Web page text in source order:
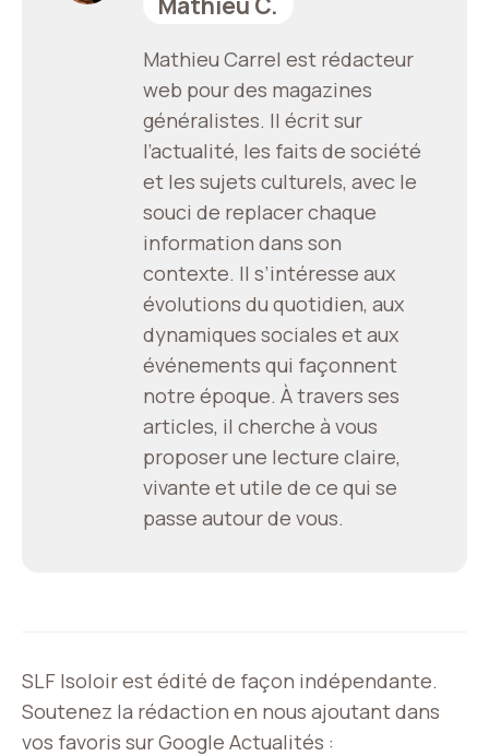
Mathieu Carrel est rédacteur
web pour des magazines
généralistes. Il écrit sur
l’actualité, les faits de société
et les sujets culturels, avec le
souci de replacer chaque
information dans son
contexte. Il s’intéresse aux
évolutions du quotidien, aux
dynamiques sociales et aux
événements qui façonnent
notre époque. À travers ses
articles, il cherche à vous
proposer une lecture claire,
vivante et utile de ce qui se
passe autour de vous.
SLF Isoloir est édité de façon indépendante.
Soutenez la rédaction en nous ajoutant dans
vos favoris sur Google Actualités :